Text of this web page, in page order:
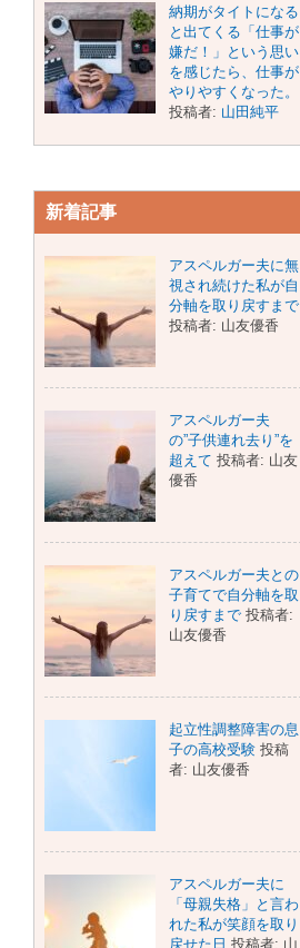
納期がタイトになる
と出てくる「仕事が
嫌だ！」という思い
を感じたら、仕事が
やりやすくなった。
投稿者: 山田純平
新着記事
アスペルガー夫に無
視され続けた私が自
分軸を取り戻すまで
投稿者: 山友優香
アスペルガー夫
の”子供連れ去り”を
超えて 投稿者: 山友
優香
アスペルガー夫との
子育てで自分軸を取
り戻すまで 投稿者:
山友優香
起立性調整障害の息
子の高校受験 投稿
者: 山友優香
アスペルガー夫に
「母親失格」と言わ
れた私が笑顔を取り
戻せた日 投稿者: 山